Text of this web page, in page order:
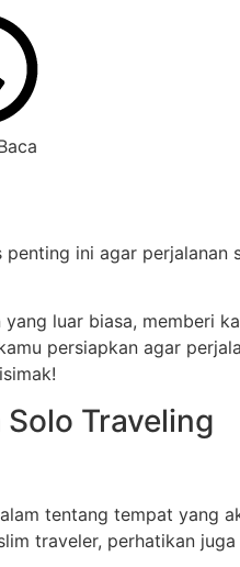
ini agar
luar biasa, memberi
persiapkan agar
Solo Traveling
tentang tempat
traveler, perhatikan